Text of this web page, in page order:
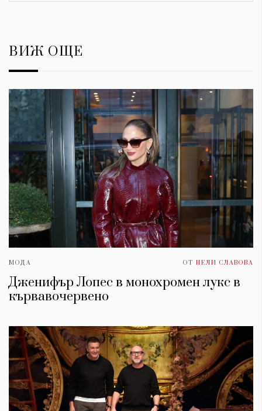
ВИЖ ОЩЕ
МОДА ОТ НЕЛИ СЛАВОВА
Дженифър Лопес в монохромен лукс в
кървавочервено